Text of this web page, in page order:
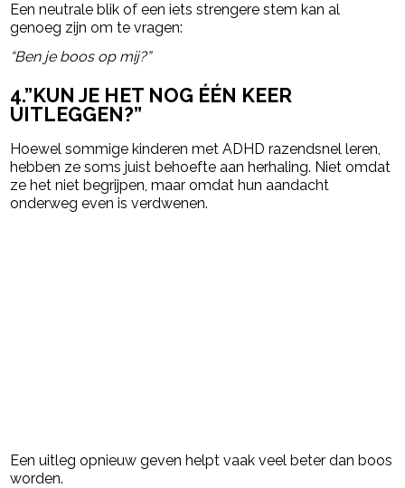
Een neutrale blik of een iets strengere stem kan al
genoeg zijn om te vragen:
“Ben je boos op mij?”
4.”KUN JE HET NOG ÉÉN KEER
UITLEGGEN?”
Hoewel sommige kinderen met ADHD razendsnel leren,
hebben ze soms juist behoefte aan herhaling. Niet omdat
ze het niet begrijpen, maar omdat hun aandacht
onderweg even is verdwenen.
Een uitleg opnieuw geven helpt vaak veel beter dan boos
worden.